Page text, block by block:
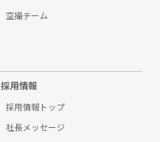
空撮チーム
採用情報
採用情報トップ
社長メッセージ